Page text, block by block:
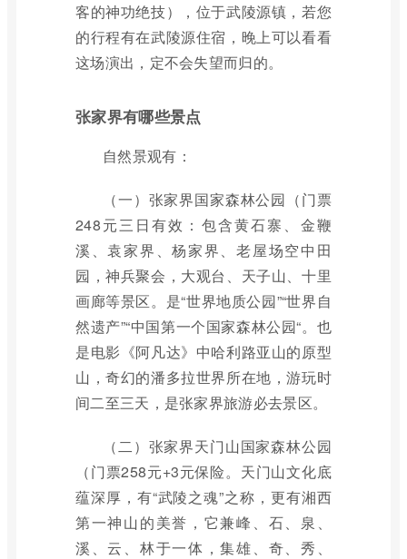
客的神功绝技），位于武陵源镇，若您
的行程有在武陵源住宿，晚上可以看看
这场演出，定不会失望而归的。
张家界有哪些景点
自然景观有：
（一）张家界国家森林公园（门票
248元三日有效：包含黄石寨、金鞭
溪、袁家界、杨家界、老屋场空中田
园，神兵聚会，大观台、天子山、十里
画廊等景区。是“世界地质公园”“世界自
然遗产”“中国第一个国家森林公园“。也
是电影《阿凡达》中哈利路亚山的原型
山，奇幻的潘多拉世界所在地，游玩时
间二至三天，是张家界旅游必去景区。
（二）张家界天门山国家森林公园
（门票258元+3元保险。天门山文化底
蕴深厚，有“武陵之魂”之称，更有湘西
第一神山的美誉，它兼峰、石、泉、
溪、云、林于一体，集雄、奇、秀、